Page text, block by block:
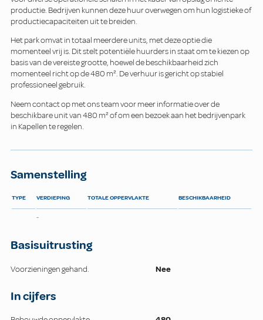
productie. Bedrijven kunnen deze huur overwegen om hun logistieke of
productiecapaciteiten uit te breiden.
Het park omvat in totaal meerdere units, met deze optie die
momenteel vrij is. Dit stelt potentiële huurders in staat om te kiezen op
basis van de vereiste grootte, hoewel de beschikbaarheid zich
momenteel richt op de 480 m². De verhuur is gericht op stabiel
professioneel gebruik.
Neem contact op met ons team voor meer informatie over de
beschikbare unit van 480 m² of om een bezoek aan het bedrijvenpark
in Kapellen te regelen.
Samenstelling
TYPE VERDIEPING TOTALE OPPERVLAKTE BESCHIKBAARHEID
-
Basisuitrusting
Voorzieningen gehand. Nee
In cijfers